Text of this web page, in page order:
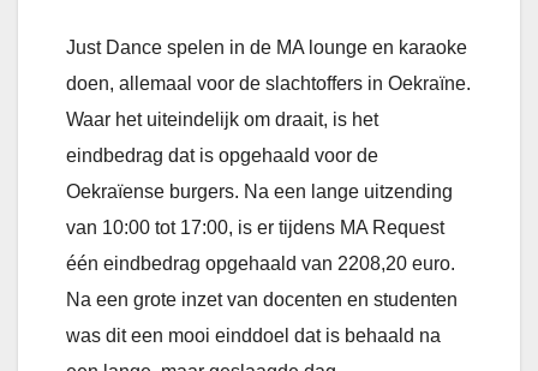
Just Dance spelen in de MA lounge en karaoke
doen, allemaal voor de slachtoffers in Oekraïne.
Waar het uiteindelijk om draait, is het
eindbedrag dat is opgehaald voor de
Oekraïense burgers. Na een lange uitzending
van 10:00 tot 17:00, is er tijdens MA Request
één eindbedrag opgehaald van 2208,20 euro.
Na een grote inzet van docenten en studenten
was dit een mooi einddoel dat is behaald na